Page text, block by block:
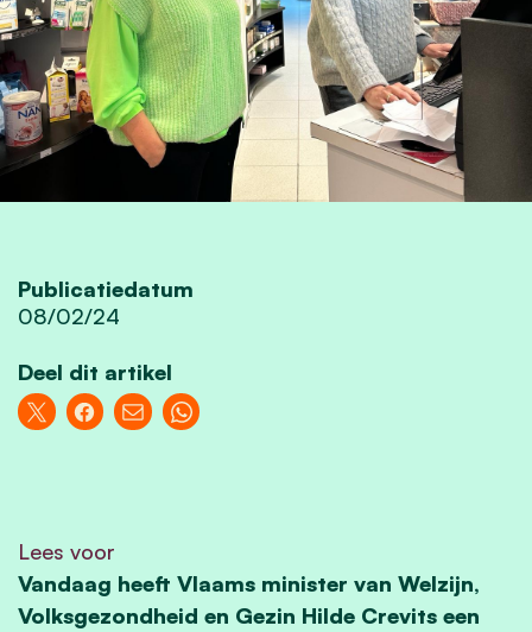
Publicatiedatum
08/02/24
Deel dit artikel
Lees voor
Vandaag heeft Vlaams minister van Welzijn,
Volksgezondheid en Gezin Hilde Crevits een